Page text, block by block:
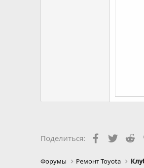
Поделиться: Facebook
Twitter
Форумы Ремонт Toyota